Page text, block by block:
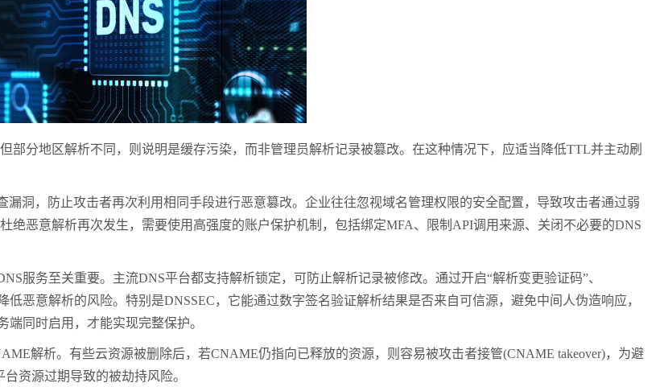
分地区解析不同，则说明是缓存污染，而非管理员解析记录被篡改。在这种情况下，应适当降低TTL并主动刷
，防止攻击者再次利用相同手段进行恶意篡改。企业往往忽视域名管理权限的安全配置，导致攻击者通过弱
绝恶意解析再次发生，需要使用高强度的账户保护机制，包括绑定MFA、限制API调用来源、关闭不必要的DNS
务至关重要。主流DNS平台都支持解析锁定，可防止解析记录被修改。通过开启“解析变更验证码”、
低恶意解析的风险。特别是DNSSEC，它能通过数字签名验证解析结果是否来自可信源，避免中间人伪造响应，
同时启用，才能实现完整保护。
解析。有些云资源被删除后，若CNAME仍指向已释放的资源，则容易被攻击者接管(CNAME takeover)，为避
资源过期导致的被劫持风险。